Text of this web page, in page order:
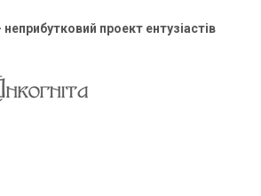
неприбутковий проект ентузіастів